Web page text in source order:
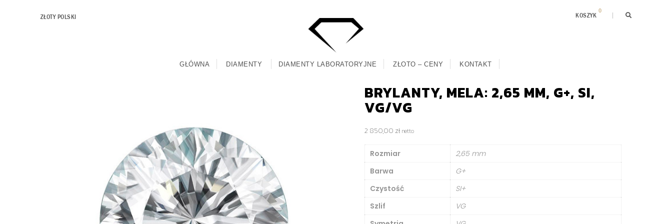
ZŁOTY POLSKI KOSZYK
0
GŁÓWNA DIAMENTY DIAMENTY LABORATORYJNE ZŁOTO – CENY KONTAKT
BRYLANTY, MELA: 2,65 MM, G+, SI,
VG/VG
2 850,00 zł netto
Rozmiar
2,65 mm
Barwa
G+
Czystość
SI+
Szlif
VG